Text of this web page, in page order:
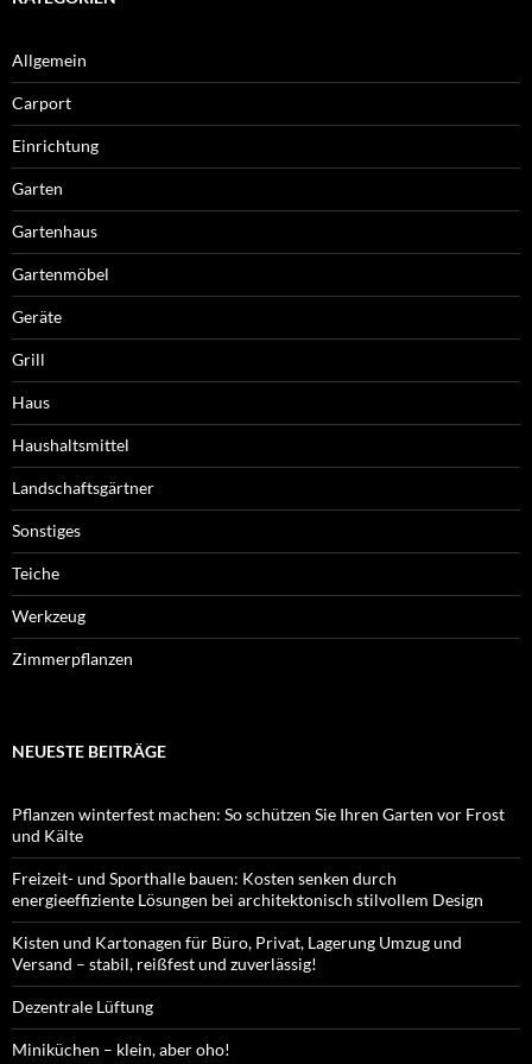
Allgemein
Carport
Einrichtung
Garten
Gartenhaus
Gartenmöbel
Geräte
Grill
Haus
Haushaltsmittel
Landschaftsgärtner
Sonstiges
Teiche
Werkzeug
Zimmerpflanzen
NEUESTE BEITRÄGE
Pflanzen winterfest machen: So schützen Sie Ihren Garten vor Frost
und Kälte
Freizeit- und Sporthalle bauen: Kosten senken durch
energieeffiziente Lösungen bei architektonisch stilvollem Design
Kisten und Kartonagen für Büro, Privat, Lagerung Umzug und
Versand – stabil, reißfest und zuverlässig!
Dezentrale Lüftung
Miniküchen – klein, aber oho!